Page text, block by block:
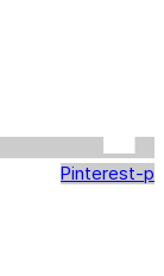
Pinterest-p